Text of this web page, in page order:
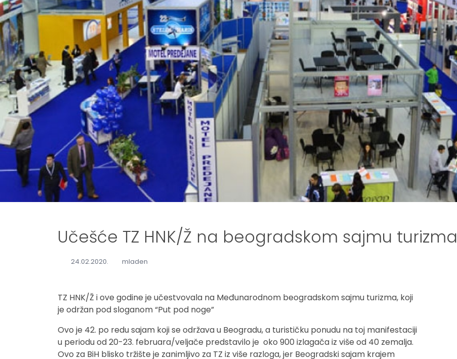
Učešće TZ HNK/Ž na beogradskom sajmu turizma
24.02.2020. mladen
TZ HNK/Ž i ove godine je učestvovala na Međunarodnom beogradskom sajmu turizma, koji
je održan pod sloganom “Put pod noge”
Ovo je 42. po redu sajam koji se održava u Beogradu, a turističku ponudu na toj manifestaciji
u periodu od 20-23. februara/veljače predstavilo je oko 900 izlagača iz više od 40 zemalja.
Ovo za BiH blisko tržište je zanimljivo za TZ iz više razloga, jer Beogradski sajam krajem